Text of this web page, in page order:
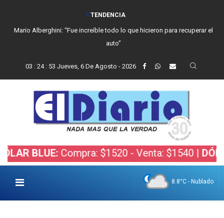
TENDENCIA
Mario Alberghini: “Fue increíble todo lo que hicieron para recuperar el
auto”
03 : 24: 54 Jueves, 6 De Agosto - 2026
Compra: $1520 - Venta: $1540 | DÓLAR
8.8°C - Nublado